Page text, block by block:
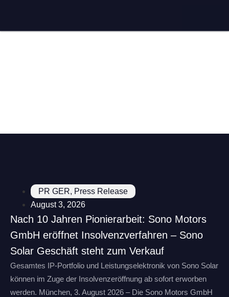
PR GER, Press Release
August 3, 2026
Nach 10 Jahren Pionierarbeit: Sono Motors
GmbH eröffnet Insolvenzverfahren – Sono
Solar Geschäft steht zum Verkauf
Gesamtes IP-Portfolio und Leistungselektronik von Sono Solar
können im Zuge der Insolvenzeröffnung ab sofort erworben
werden. München, 3. August 2026 – Die Sono Motors GmbH